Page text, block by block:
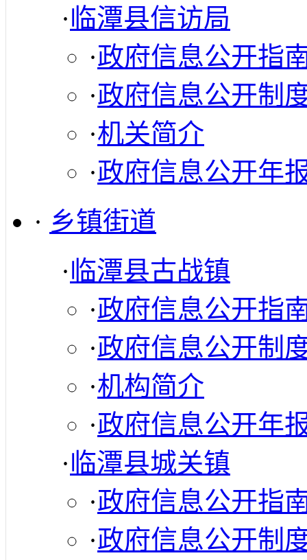
·临潭县信访局
·政府信息公开指
·政府信息公开制
·机关简介
·政府信息公开年
· 乡镇街道
·临潭县古战镇
·政府信息公开指
·政府信息公开制
·机构简介
·政府信息公开年
·临潭县城关镇
·政府信息公开指
·政府信息公开制